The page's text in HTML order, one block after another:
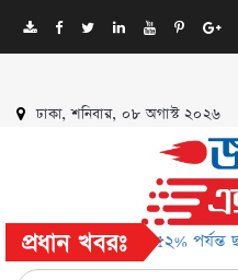
ঢাকা, শনিবার, ০৮ অগাস্ট ২০২৬
প্রধান খবরঃ
মিলবে ৫২% পর্যন্ত ছাড়